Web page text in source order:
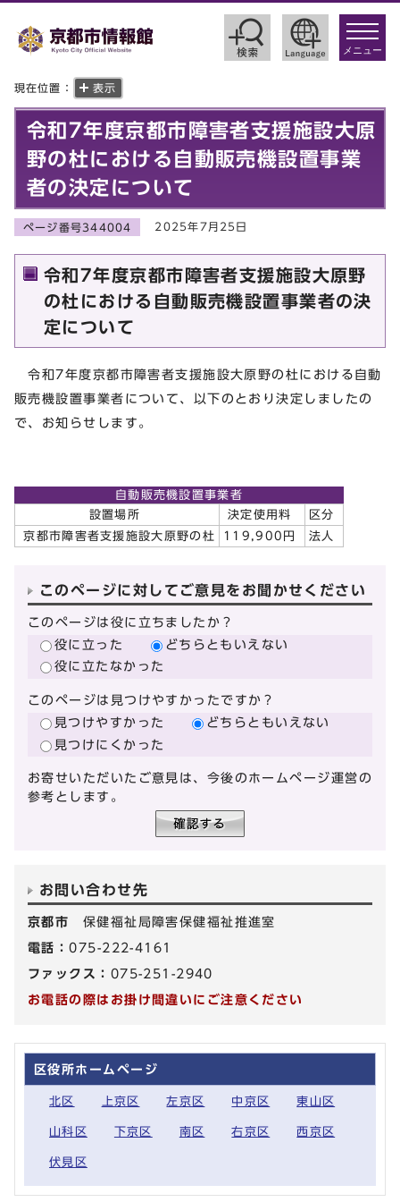
toggle
メニュー
現在位置： 表示
令和7年度京都市障害者支援施設大原
野の杜における自動販売機設置事業
者の決定について
ページ番号344004 2025年7月25日
令和7年度京都市障害者支援施設大原野
の杜における自動販売機設置事業者の決
定について
令和7年度京都市障害者支援施設大原野の杜における自動
販売機設置事業者について、以下のとおり決定しましたの
で、お知らせします。
自動販売機設置事業者
設置場所
決定使用料
区分
京都市障害者支援施設大原野の杜
119,900円 法人
このページに対してご意見をお聞かせください
このページは役に立ちましたか？
役に立った
どちらともいえない
役に立たなかった
このページは見つけやすかったですか？
見つけやすかった
どちらともいえない
見つけにくかった
お寄せいただいたご意見は、今後のホームページ運営の
参考とします。
お問い合わせ先
京都市 保健福祉局障害保健福祉推進室
電話：075-222-4161
ファックス： 075-251-2940
お電話の際はお掛け間違いにご注意ください
区役所ホームページ
北区 上京区 左京区 中京区 東山区
山科区 下京区 南区 右京区 西京区
伏見区